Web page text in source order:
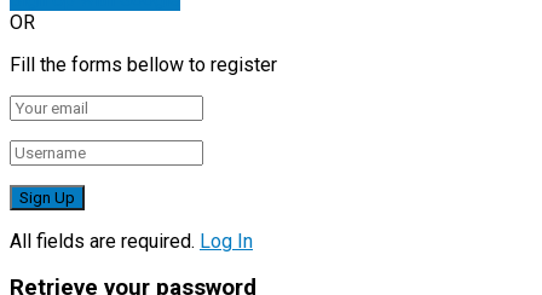
OR
Fill the forms bellow to register
All fields are required. Log In
Retrieve your password